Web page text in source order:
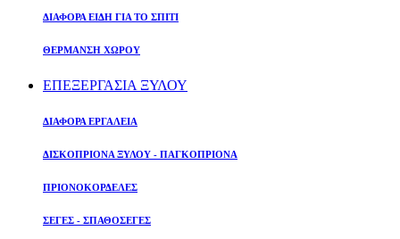
ΔΙΑΦΟΡΑ ΕΙΔΗ ΓΙΑ ΤΟ ΣΠΙΤΙ
ΘΕΡΜΑΝΣΗ ΧΩΡΟΥ
ΕΠΕΞΕΡΓΑΣΙΑ ΞΥΛΟΥ
ΔΙΑΦΟΡΑ ΕΡΓΑΛΕΙΑ
ΔΙΣΚΟΠΡΙΟΝΑ ΞΥΛΟΥ - ΠΑΓΚΟΠΡΙΟΝΑ
ΠΡΙΟΝΟΚΟΡΔΕΛΕΣ
ΣΕΓΕΣ - ΣΠΑΘΟΣΕΓΕΣ